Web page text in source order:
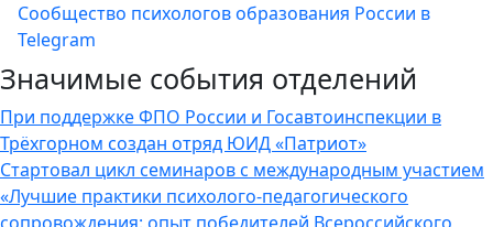
Сообщество психологов образования России в
Telegram
Значимые события отделений
При поддержке ФПО России и Госавтоинспекции в
Трёхгорном создан отряд ЮИД «Патриот»
Стартовал цикл семинаров с международным участием
«Лучшие практики психолого-педагогического